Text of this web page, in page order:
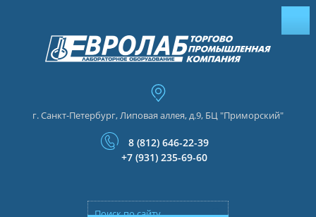
г. Санкт-Петербург, Липовая аллея, д.9, БЦ "Приморский"
8 (812) 646-22-39
+7 (931) 235-69-60